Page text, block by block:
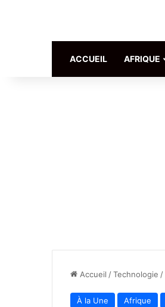
ACCUEIL AFRIQUE
Accueil /Technologie /
À la Une Afrique